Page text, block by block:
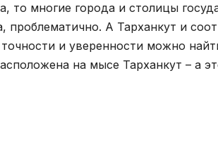
то многие города и столицы
проблематично. А Тарханкут и
и уверенности можно
на мысе Тарханкут – а